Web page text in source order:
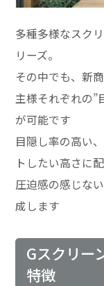
多種多様なスク
リーズ。
その中でも、新
主様それぞれの”
が可能です
目隠し率の高い
トしたい高さに
圧迫感の感じな
成します
Gスクリ
特徴